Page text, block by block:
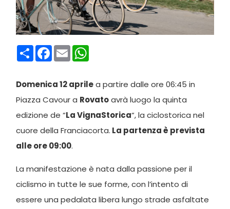
CondividiFacebook
Email
Domenica 12 aprilea partire dalle ore 06:45 in
Piazza Cavour a Rovatoavrà luogo la quinta
edizione de “La VignaStorica“, la ciclostorica nel
cuore della Franciacorta. La partenza è prevista
alle ore 09:00.
La manifestazione è nata dalla passione per il
ciclismo in tutte le sue forme, con l’intento di
essere una pedalata libera lungo strade asfaltate